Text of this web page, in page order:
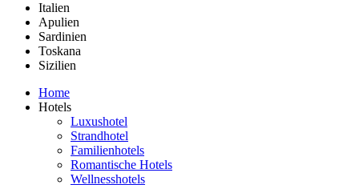
Italien
Apulien
Sardinien
Toskana
Sizilien
Home
Hotels
Luxushotel
Strandhotel
Familienhotels
Romantische Hotels
Wellnesshotels